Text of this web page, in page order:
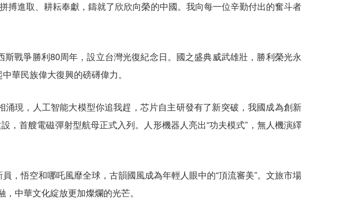
進取、耕耘奉獻，鑄就了欣欣向榮的中國。我向每一位辛勤付出的奮斗者
爭勝利80周年，設立台灣光復紀念日。國之盛典威武雄壯，勝利榮光永
華民族偉大復興的磅礡偉力。
，人工智能大模型你追我趕，芯片自主研發有了新突破，我國成為創新
，首艘電磁彈射型航母正式入列。人形機器人亮出“功夫模式”，無人機演繹
悟空和哪吒風靡全球，古韻國風成為年輕人眼中的“頂流審美”。文旅市場
中華文化綻放更加燦爛的光芒。